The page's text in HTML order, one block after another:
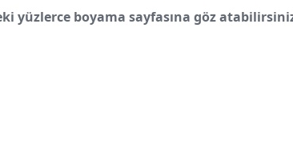
yüzlerce boyama sayfasına göz